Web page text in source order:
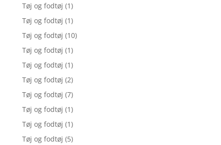
Tøj og fodtøj (1)
Tøj og fodtøj (1)
Tøj og fodtøj (10)
Tøj og fodtøj (1)
Tøj og fodtøj (1)
Tøj og fodtøj (2)
Tøj og fodtøj (7)
Tøj og fodtøj (1)
Tøj og fodtøj (1)
Tøj og fodtøj (5)